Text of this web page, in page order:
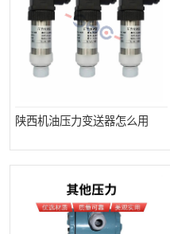
陕西机油压力变送器怎么用